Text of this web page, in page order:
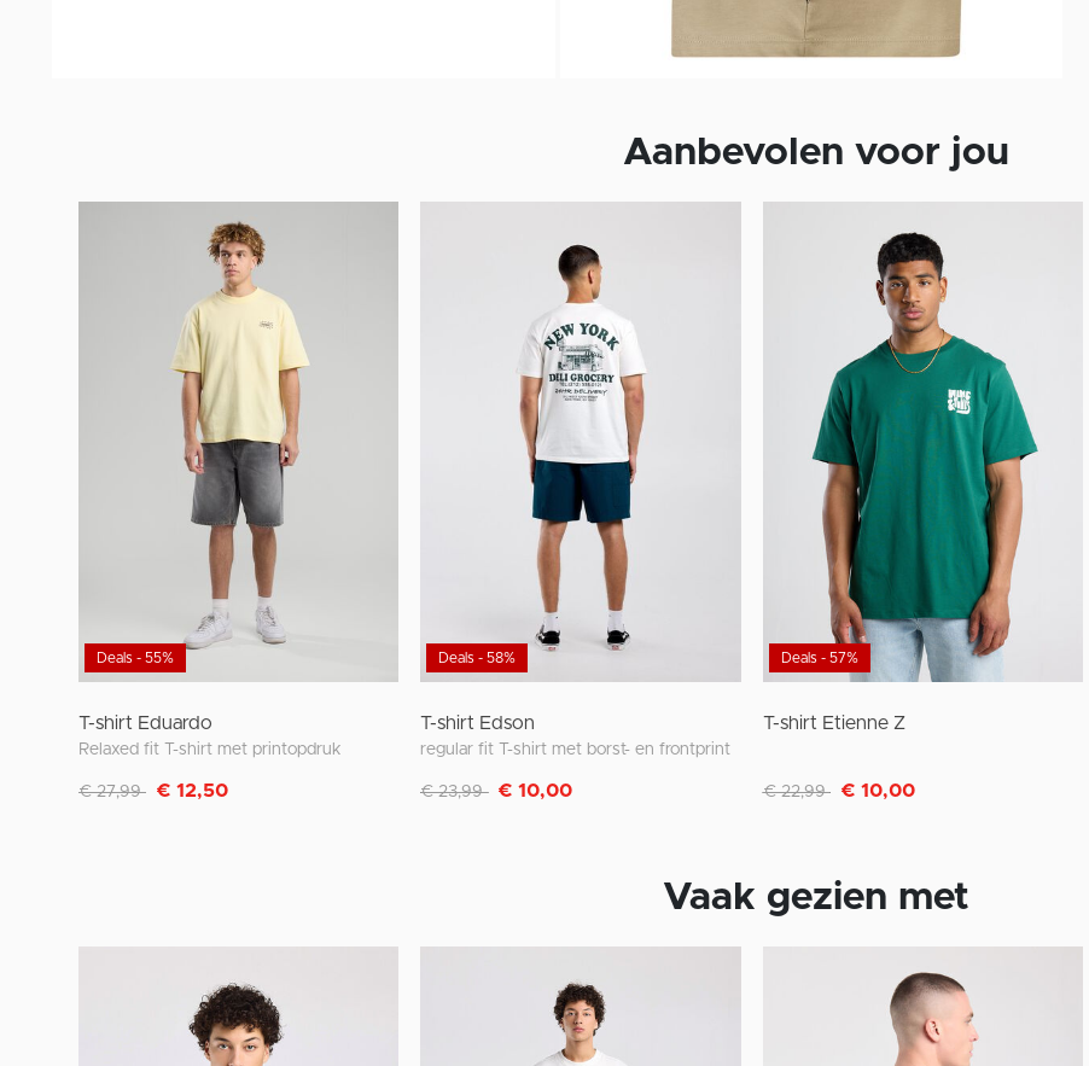
Aanbevolen voor jou
Deals - 55%
T-shirt Eduardo
Relaxed fit T-shirt met printopdruk
Afgeprijsd van
€ 27,99 naar
€ 12,50
Deals - 58%
T-shirt Edson
regular fit T-shirt met borst- en frontprint
Afgeprijsd van
€ 23,99 naar
€ 10,00
Deals - 57%
T-shirt Etienne Z
Afgeprijsd van
€ 22,99 naar
€ 10,00
Vaak gezien met